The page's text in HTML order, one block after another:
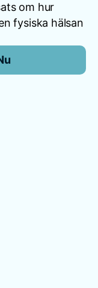
om hur
fysiska hälsan